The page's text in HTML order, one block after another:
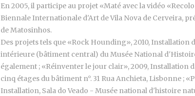
En 2005, il participe au projet «Maté avec la vidéo
Biennale Internationale d'Art de Vila Nova de Cerveira,
de Matosinhos.
Des projets tels que «Rock Hounding», 2010, Installation
intérieure (bâtiment central) du Musée National
également ; «Réinventer le jour clair», 2009, Installation
cinq étages du bâtiment n°. 31 Rua Anchieta, Lisbonne ;
Installation, Sala do Veado - Musée national d'histoire